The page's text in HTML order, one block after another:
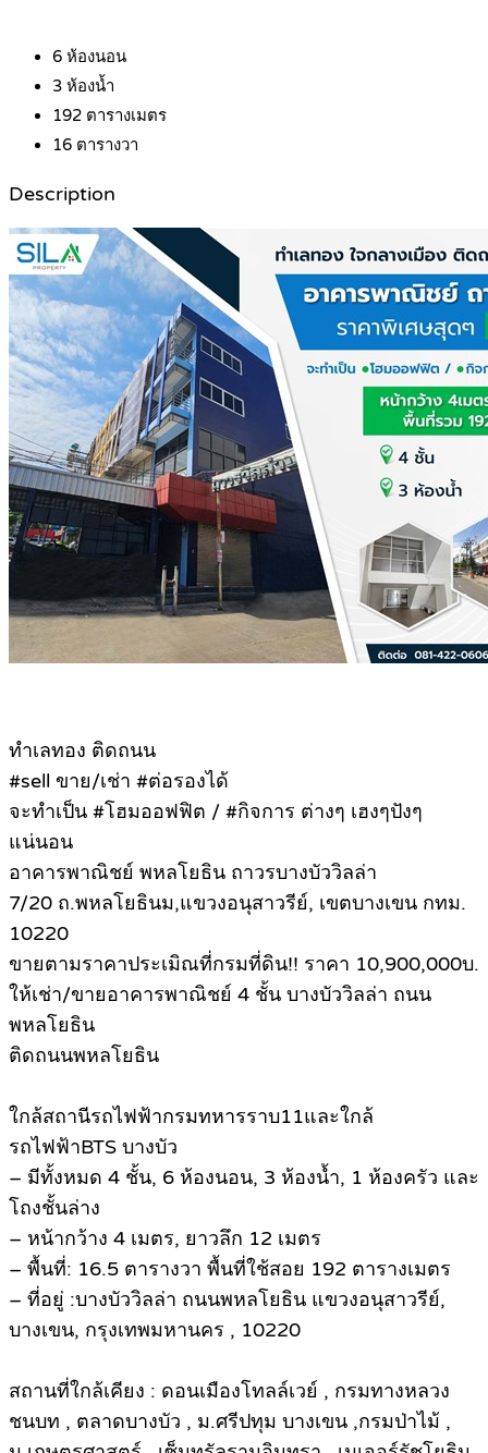
6 ห้องนอน
3 ห้องน้ำ
192 ตารางเมตร
16 ตารางวา
Description
ทำเลทอง ติดถนน
#sell ขาย/เช่า #ต่อรองได้
จะทำเป็น #โฮมออฟฟิต / #กิจการ ต่างๆ เฮงๆปังๆ
แน่นอน
อาคารพาณิชย์ พหลโยธิน ถาวรบางบัววิลล่า
7/20 ถ.พหลโยธินม,แขวงอนุสาวรีย์, เขตบางเขน กทม.
10220
ขายตามราคาประเมิณที่กรมที่ดิน!! ราคา 10,900,000บ.
ให้เช่า/ขายอาคารพาณิชย์ 4 ชั้น บางบัววิลล่า ถนน
พหลโยธิน
ติดถนนพหลโยธิน
ใกล้สถานีรถไฟฟ้ากรมทหารราบ11และใกล้
รถไฟฟ้าBTS บางบัว
– มีทั้งหมด 4 ชั้น, 6 ห้องนอน, 3 ห้องน้ำ, 1 ห้องครัว และ
โถงชั้นล่าง
– หน้ากว้าง 4 เมตร, ยาวลึก 12 เมตร
– พื้นที่: 16.5 ตารางวา พื้นที่ใช้สอย 192 ตารางเมตร
– ที่อยู่ :บางบัววิลล่า ถนนพหลโยธิน แขวงอนุสาวรีย์,
บางเขน, กรุงเทพมหานคร , 10220
สถานที่ใกล้เคียง : ดอนเมืองโทลล์เวย์ , กรมทางหลวง
ชนบท , ตลาดบางบัว , ม.ศรีปทุม บางเขน ,กรมป่าไม้ ,